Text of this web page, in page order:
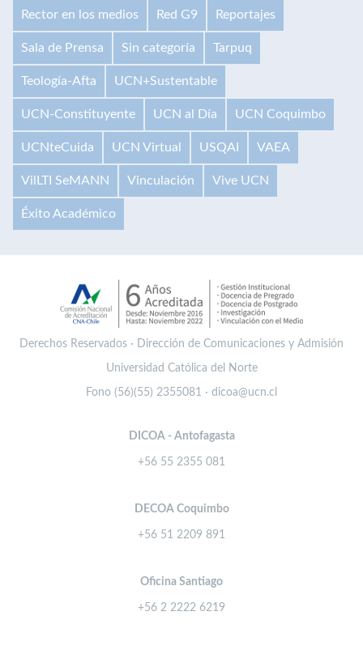
Rector en los medios Red G9 Reportajes
Sala de Prensa Sin categoría Tarpuq
Teología-Afta UCN+Sustentable
UCN-Constituyente UCN al Día UCN Coquimbo
UCNteCuida UCN Virtual USQAI VAEA
VilLTI SeMANN Vinculación Vive UCN
Éxito Académico
Derechos Reservados · Dirección de Comunicaciones y Admisión
Universidad Católica del Norte
Fono (56)(55) 2355081 · dicoa@ucn.cl
DICOA - Antofagasta
+56 55 2355 081
DECOA Coquimbo
+56 51 2209 891
Oficina Santiago
+56 2 2222 6219